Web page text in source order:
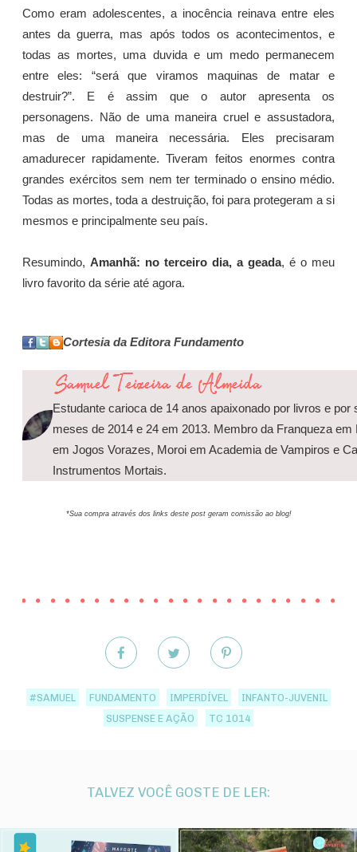
Como eram adolescentes, a inocência reinava entre eles
antes da guerra, mas após todos os acontecimentos, e
todas as mortes, uma duvida e um medo permanecem
entre eles: “será que viramos maquinas de matar e
destruir?”. E é assim que o autor apresenta os
personagens. Não de uma maneira cruel e assustadora,
mas de uma maneira necessária. Eles precisaram
amadurecer rapidamente. Tiveram feitos enormes contra
grandes exércitos sem nem ter terminado o ensino médio.
Todas as mortes, toda a destruição, foi para protegeram a si
mesmos e principalmente seu país.
Resumindo, Amanhã: no terceiro dia, a geada, é o meu
livro favorito da série até agora.
Cortesia da Editora Fundamento
Estudante carioca de 14 anos apaixonado por livros e
meses de 2014 e 24 em 2013. Membro da Franqueza
em Jogos Vorazes, Moroi em Academia de Vampiros e
Instrumentos Mortais.
*Sua compra através dos links deste post geram comissão ao blog!
#SAMUEL FUNDAMENTO IMPERDÍVEL
INFANTO-JUVENIL
SUSPENSE E AÇÃO
TC 1014
TALVEZ VOCÊ GOSTE DE LER: